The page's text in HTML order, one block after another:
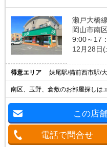
瀬戸大橋
岡山市南
9:00～17
12月28日
得意エリア 妹尾駅/備前西市駅/
南区、玉野、倉敷のお部屋探しは
この店
電話で問合せ